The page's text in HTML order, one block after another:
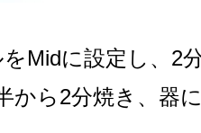
Midに設定し、2
から2分焼き、器